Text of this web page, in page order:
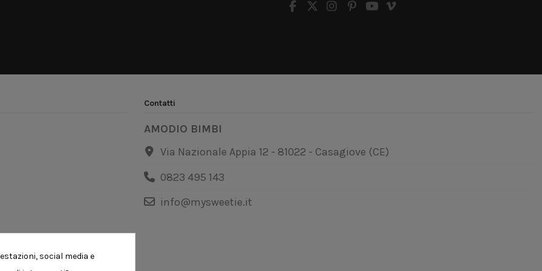
Contatti
AMODIO BIMBI
Via Nazionale Appia 12 - 81022 - Casagiove (CE)
0823 495 143
info@mysweetie.it
social media e